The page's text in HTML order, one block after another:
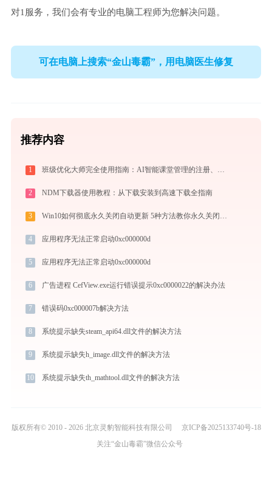
对1服务，我们会有专业的电脑工程师为您解决问题。
可在电脑上搜索“金山毒霸”，用电脑医生修复
推荐内容
1 班级优化大师完全使用指南：AI智能课堂管理的注册、实操与效率提升全攻略（2026最新）
2 NDM下载器使用教程：从下载安装到高速下载全指南
3 Win10如何彻底永久关闭自动更新 5种方法教你永久关闭win10自动更新
4 应用程序无法正常启动0xc000000d
5 应用程序无法正常启动0xc000000d
6 广告进程 CefView.exe运行错误提示0xc0000022的解决办法
7 错误码0xc000007b解决方法
8 系统提示缺失steam_api64.dll文件的解决方法
9 系统提示缺失h_image.dll文件的解决方法
10 系统提示缺失th_mathtool.dll文件的解决方法
版权所有© 2010 - 2026 北京灵豹智能科技有限公司
京ICP备2025133740号-18
关注“金山毒霸”微信公众号